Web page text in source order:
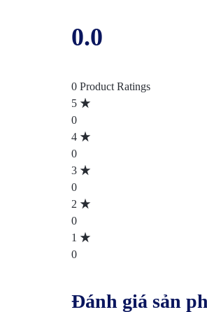
0.0
0 Product Ratings
5
0
4
0
3
0
2
0
1
0
Đánh giá sản